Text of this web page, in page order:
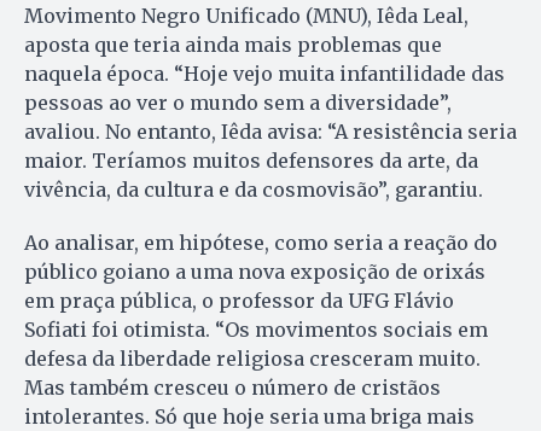
Movimento Negro Unificado (MNU), Iêda Leal,
aposta que teria ainda mais problemas que
naquela época. “Hoje vejo muita infantilidade das
pessoas ao ver o mundo sem a diversidade”,
avaliou. No entanto, Iêda avisa: “A resistência seria
maior. Teríamos muitos defensores da arte, da
vivência, da cultura e da cosmovisão”, garantiu.
Ao analisar, em hipótese, como seria a reação do
público goiano a uma nova exposição de orixás
em praça pública, o professor da UFG Flávio
Sofiati foi otimista. “Os movimentos sociais em
defesa da liberdade religiosa cresceram muito.
Mas também cresceu o número de cristãos
intolerantes. Só que hoje seria uma briga mais